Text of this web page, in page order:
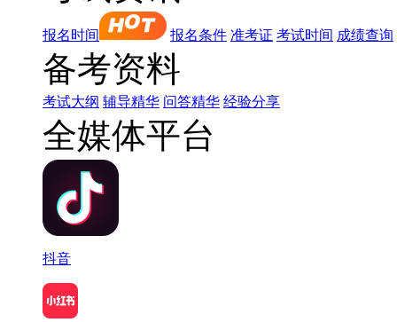
报名时间 报名条件 准考证 考试时间 成绩查询
备考资料
考试大纲 辅导精华 问答精华 经验分享
全媒体平台
抖音